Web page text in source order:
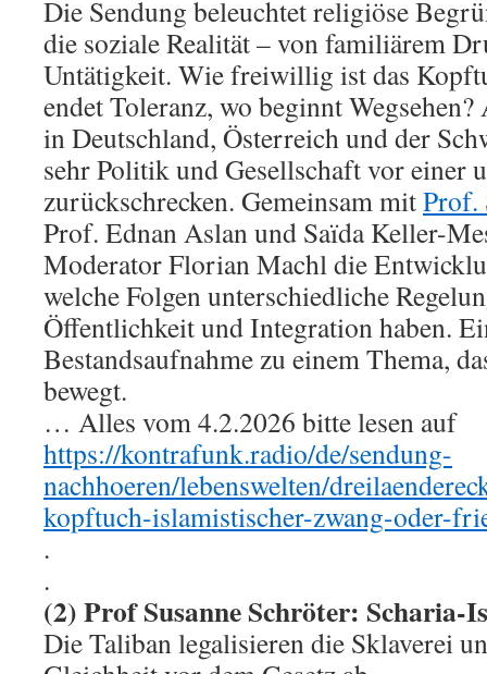
Die Sendung beleuchtet religiöse
die soziale Realität – von familiärem
Untätigkeit. Wie freiwillig ist das
endet Toleranz, wo beginnt
in Deutschland, Österreich und der
sehr Politik und Gesellschaft vor einer
zurückschrecken. Gemeinsam mitProf.
Prof. Ednan Aslan und Saïda Keller-
Moderator Florian Machl die
welche Folgen unterschiedliche
Öffentlichkeit und Integration haben.
Bestandsaufnahme zu einem Thema,
bewegt.
… Alles vom 4.2.2026 bitte lesen auf
https://kontrafunk.radio/de/sendung-
nachhoeren/lebenswelten/
kopftuch-islamistischer-zwang-oder-
.
.
(2) Prof Susanne Schröter: Scharia-
Die Taliban legalisieren die Sklaverei